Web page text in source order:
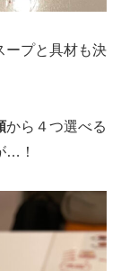
ープと具材も決
から４つ選べる
…！